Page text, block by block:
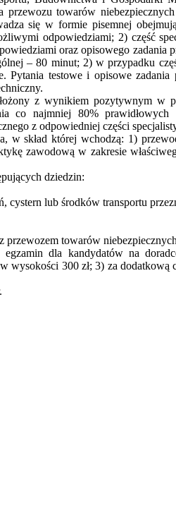
przewozu towarów
się w formie pisemnej
odpowiedziami; 2) część
oraz opisowego zadania
– 80 minut; 2) w przypadku
Pytania testowe i opisowe
z wynikiem pozytywnym w
co najmniej 80%
z odpowiedniej części
w skład której wchodzą: 1)
zawodową w zakresie
dziedzin:
cystern lub środków transportu
przewozem towarów
dla kandydatów na
wysokości 300 zł; 3) za
oknie